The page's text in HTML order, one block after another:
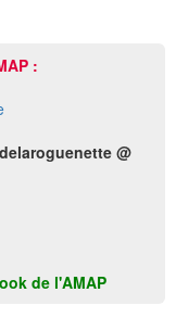
:
@
de l'AMAP